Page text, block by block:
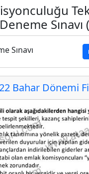
Sınavı
Sınavı
Bahar Dönemi